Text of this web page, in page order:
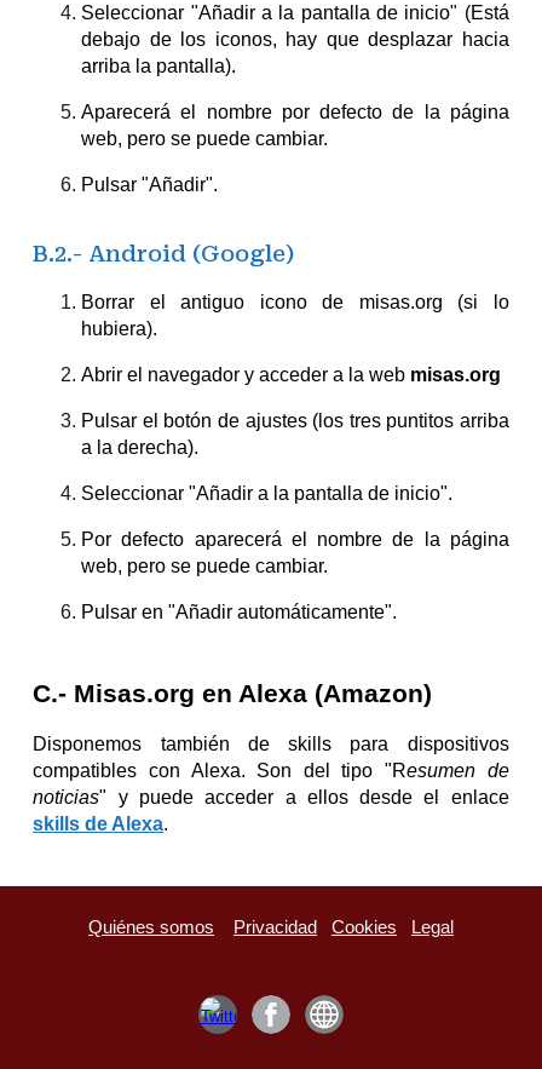
Seleccionar "Añadir a la pantalla de inicio" (Está
debajo de los iconos, hay que desplazar hacia
arriba la pantalla).
Aparecerá el nombre por defecto de la página
web, pero se puede cambiar.
Pulsar "Añadir".
B.2.- Android (Google)
Borrar el antiguo icono de misas.org (si lo
hubiera).
Abrir el navegador y acceder a la web misas.org
Pulsar el botón de ajustes (los tres puntitos arriba
a la derecha).
Seleccionar "Añadir a la pantalla de inicio".
Por defecto aparecerá el nombre de la página
web, pero se puede cambiar.
Pulsar en "Añadir automáticamente".
C.- Misas.org enAlexa (Amazon)
Disponemos también de skills para dispositivos
compatibles con Alexa. Son del tipo "Resumen de
noticias" y puede acceder a ellos desde el enlace
skills de Alexa.
Quiénes somos Privacidad Cookies Legal